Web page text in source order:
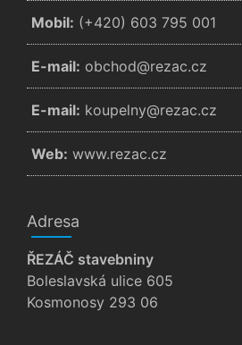
Mobil: (+420) 603 795 001
E-mail: zc.cazer@dohcbo
E-mail: zc.cazer@ynlepuok
Web: www.rezac.cz
Adresa
ŘEZÁČ stavebniny
Boleslavská ulice 605
Kosmonosy 293 06